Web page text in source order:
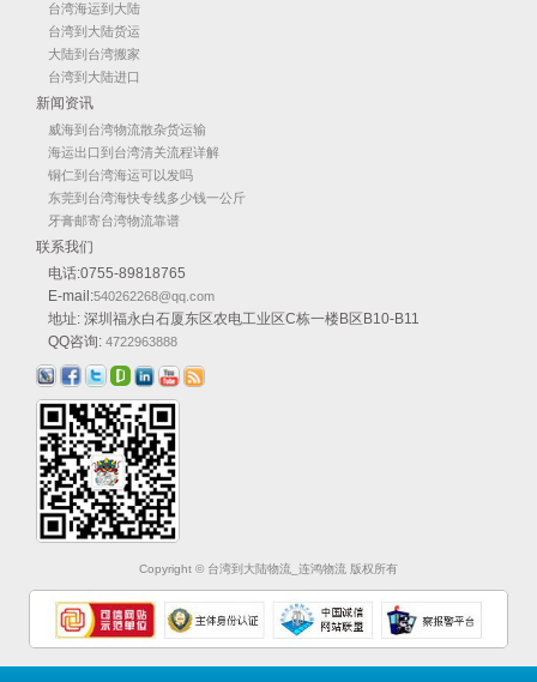
台湾海运到大陆
台湾到大陆货运
大陆到台湾搬家
台湾到大陆进口
新闻资讯
威海到台湾物流散杂货运输
海运出口到台湾清关流程详解
铜仁到台湾海运可以发吗
东莞到台湾海快专线多少钱一公斤
牙膏邮寄台湾物流靠谱
联系我们
电话:0755-89818765
E-mail:540262268@qq.com
地址: 深圳福永白石厦东区农电工业区C栋一楼B区B10-B11
QQ咨询: 4722963888
Copyright © 台湾到大陆物流_连鸿物流 版权所有